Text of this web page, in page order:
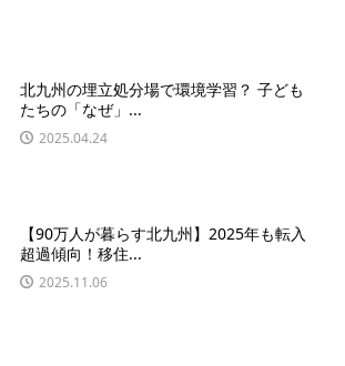
北九州の埋立処分場で環境学習？ 子ども
たちの「なぜ」...
2025.04.24
【90万人が暮らす北九州】2025年も転入
超過傾向！移住...
2025.11.06